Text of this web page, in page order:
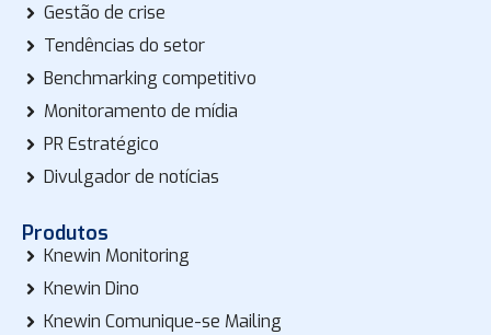
Gestão de crise
Tendências do setor
Benchmarking competitivo
Monitoramento de mídia
PR Estratégico
Divulgador de notícias
Produtos
Knewin Monitoring
Knewin Dino
Knewin Comunique-se Mailing